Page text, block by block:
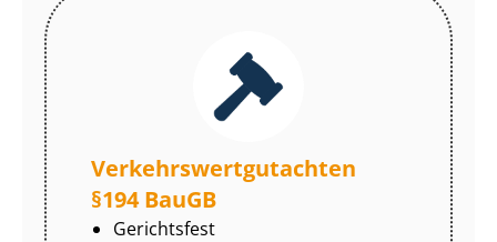
Ver­kehrs­wert­gut­ach­ten
§194 BauGB
Gerichtsfest